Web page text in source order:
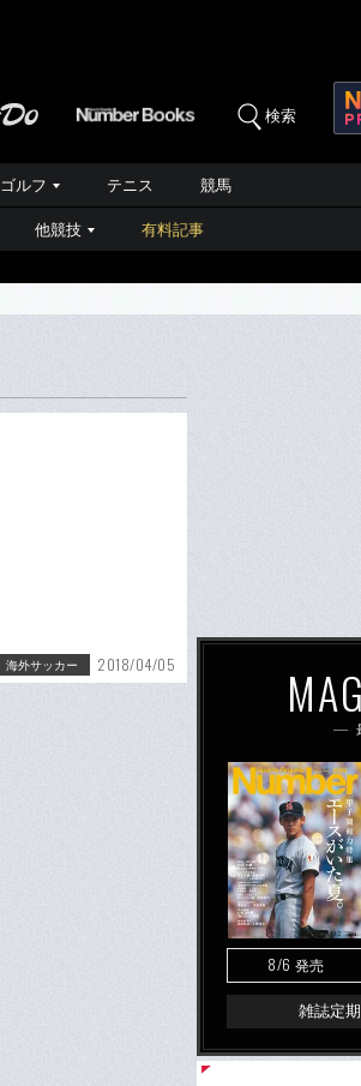
検索
ゴルフ テニス 競馬
他競技 有料記事
海外サッカー 2018/04/05
8/6 発売
雑誌定